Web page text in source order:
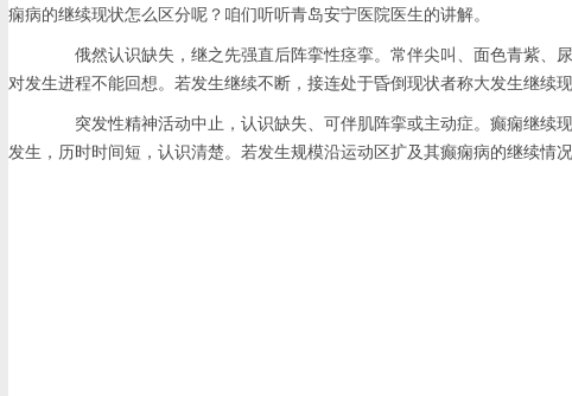
痫病的继续现状怎么区分呢？咱们听听青岛安宁医院医生的讲解。
俄然认识缺失，继之先强直后阵挛性痉挛。常伴尖叫、面色青紫、尿
对发生进程不能回想。若发生继续不断，接连处于昏倒现状者称大发生继续现
突发性精神活动中止，认识缺失、可伴肌阵挛或主动症。癫痫继续现
发生，历时时间短，认识清楚。若发生规模沿运动区扩及其癫痫病的继续情